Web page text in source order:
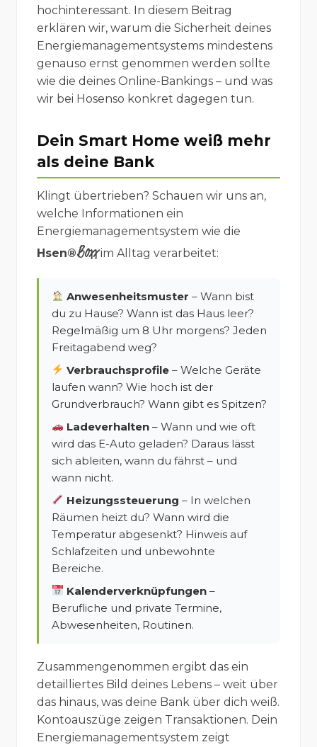
hochinteressant. In diesem Beitrag
erklären wir, warum die Sicherheit deines
Energiemanagementsystems mindestens
genauso ernst genommen werden sollte
wie die deines Online-Bankings – und was
wir bei Hosenso konkret dagegen tun.
Dein Smart Home weiß mehr
als deine Bank
Klingt übertrieben? Schauen wir uns an,
welche Informationen ein
Energiemanagementsystem wie die
Hsen®Boxxim Alltag verarbeitet:
Anwesenheitsmuster – Wann bist
du zu Hause? Wann ist das Haus leer?
Regelmäßig um 8 Uhr morgens? Jeden
Freitagabend weg?
Verbrauchsprofile – Welche Geräte
laufen wann? Wie hoch ist der
Grundverbrauch? Wann gibt es Spitzen?
Ladeverhalten – Wann und wie oft
wird das E-Auto geladen? Daraus lässt
sich ableiten, wann du fährst – und
wann nicht.
Heizungssteuerung – In welchen
Räumen heizt du? Wann wird die
Temperatur abgesenkt? Hinweis auf
Schlafzeiten und unbewohnte
Bereiche.
Kalenderverknüpfungen –
Berufliche und private Termine,
Abwesenheiten, Routinen.
Zusammengenommen ergibt das ein
detailliertes Bild deines Lebens – weit über
das hinaus, was deine Bank über dich weiß.
Kontoauszüge zeigen Transaktionen. Dein
Energiemanagementsystem zeigt